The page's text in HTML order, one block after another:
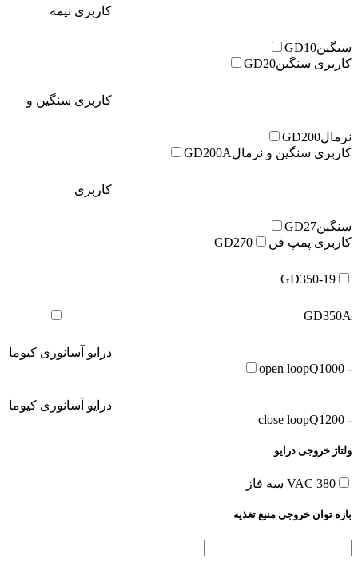
کاربری نیمه
سنگینGD10
کاربری سنگینGD20
کاربری سنگین و
نرمالGD200
کاربری سنگین و نرمالGD200A
کاربری
سنگینGD27
کاربری پمپ فن
GD270
GD350-19
GD350A
درایو آسانوری کیوما
- open loop
Q1000
درایو آسانوری کیوما
- close loop
Q1200
ولتاژ خروجی درایو
380 VAC سه فاز
بازه توان خروجی منبع تغذیه